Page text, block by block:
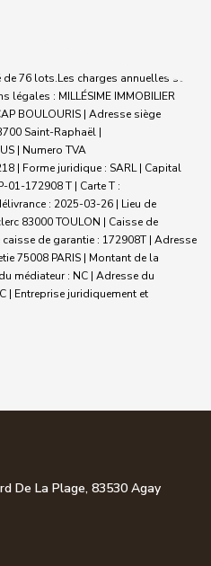
76 lots.Les charges annuelles sont
: MILLÉSIME IMMOBILIER
BOULOURIS | Adresse siège
Saint-Raphaël |
| Numero TVA
| Forme juridique : SARL | Capital
01-172908 T | Carte T :
: 2025-03-26 | Lieu de
83000 TOULON | Caisse de
de garantie : 172908T | Adresse
75008 PARIS | Montant de la
médiateur : NC | Adresse du
| Entreprise juridiquement et
De La Plage, 83530 Agay